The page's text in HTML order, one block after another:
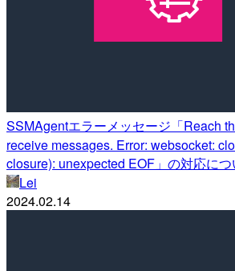
SSMAgentエラーメッセージ「Reach
receive messages. Error: websocket:
closure): unexpected EOF」の対応につ
Lei
2024.02.14